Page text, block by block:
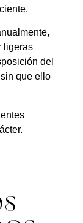
ligeras
del
que ello